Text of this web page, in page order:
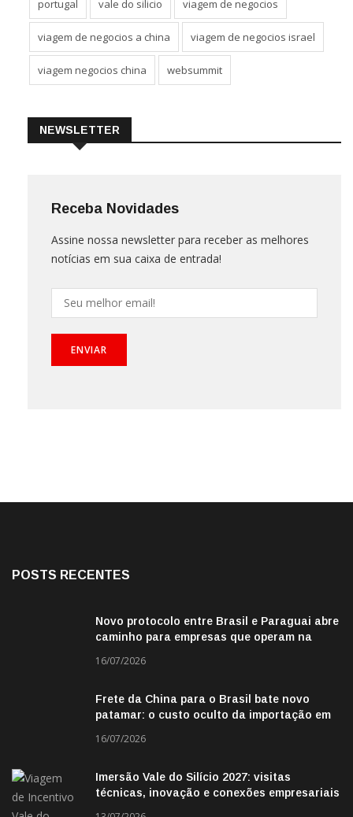
portugal vale do silicio viagem de negocios
viagem de negocios a china viagem de negocios israel
viagem negocios china websummit
NEWSLETTER
Receba Novidades
Assine nossa newsletter para receber as melhores
notícias em sua caixa de entrada!
POSTS RECENTES
Novo protocolo entre Brasil e Paraguai abre
caminho para empresas que operam na
16/07/2026
Frete da China para o Brasil bate novo
patamar: o custo oculto da importação em
16/07/2026
Imersão Vale do Silício 2027: visitas
técnicas, inovação e conexões empresariais